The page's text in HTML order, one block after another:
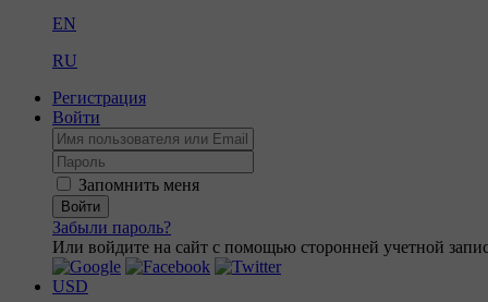
EN
RU
Регистрация
Войти
Запомнить меня
Войти
Забыли пароль?
Или войдите на сайт с помощью сторонней учетной
USD